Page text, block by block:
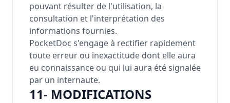
pouvant résulter de l'utilisation, la
consultation et l'interprétation des
informations fournies.
PocketDoc s'engage à rectifier rapidement
toute erreur ou inexactitude dont elle aura
eu connaissance ou qui lui aura été signalée
par un internaute.
11- MODIFICATIONS